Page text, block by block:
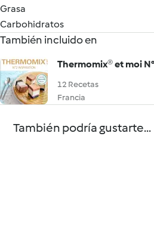
Grasa
Carbohidratos
También incluido en
Thermomix® et moi
12 Recetas
Francia
También podría gustarte...